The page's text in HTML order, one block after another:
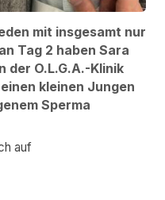
mit insgesamt nur
Tag 2 haben Sara
der O.L.G.A.-Klinik
kleinen Jungen
Sperma
auf